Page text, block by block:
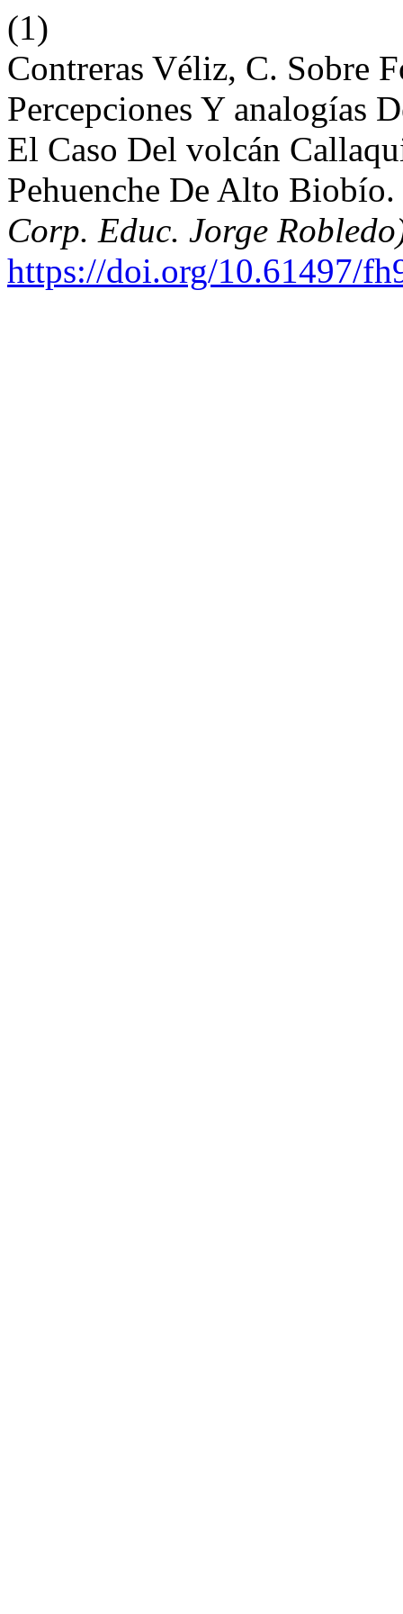
(1)
Contreras Véliz, C. Sobre
Percepciones Y analogías
El Caso Del volcán
Pehuenche De Alto Biobío.
Corp. Educ. Jorge
https://doi.org/10.61497/